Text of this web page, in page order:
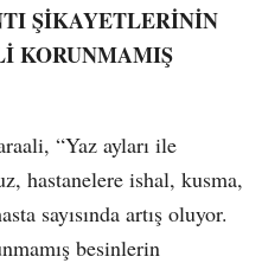
ŞİKAYETLERİNİN
KORUNMAMIŞ
“Yaz ayları ile
hastanelere ishal, kusma,
sayısında artış oluyor.
besinlerin